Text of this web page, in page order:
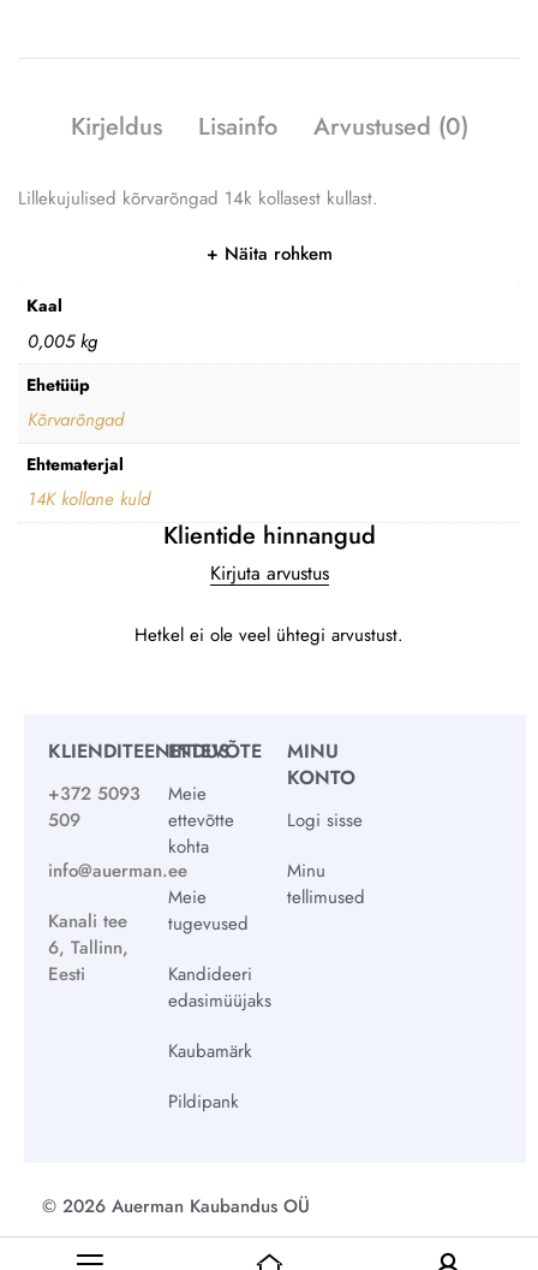
Kirjeldus Lisainfo Arvustused (0)
Lillekujulised kõrvarõngad 14k kollasest kullast.
Näita rohkem
Kaal
0,005 kg
Ehetüüp
Kõrvarõngad
Ehtematerjal
14K kollane kuld
Klientide hinnangud
Kirjuta arvustus
Hetkel ei ole veel ühtegi arvustust.
KLIENDITEENINDUS
+372 5093
509
info@auerman.ee
Kanali tee
6, Tallinn,
Eesti
ETTEVÕTE
Meie
ettevõtte
kohta
Meie
tugevused
Kandideeri
edasimüüjaks
Kaubamärk
Pildipank
MINU
KONTO
Logi sisse
Minu
tellimused
© 2026 Auerman Kaubandus OÜ